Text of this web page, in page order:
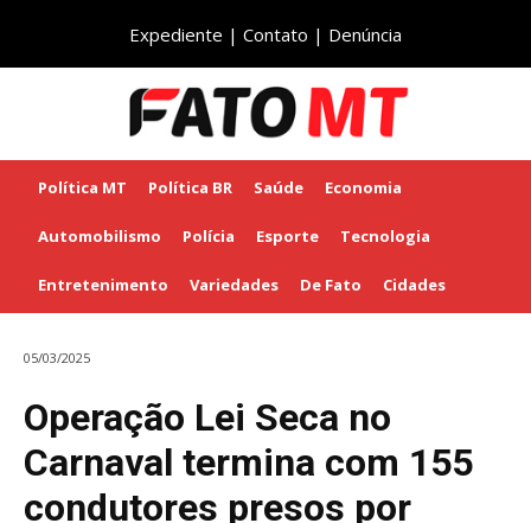
Expediente | Contato | Denúncia
Política MT Política BR Saúde Economia
Automobilismo Polícia Esporte Tecnologia
Entretenimento Variedades De Fato Cidades
05/03/2025
Operação Lei Seca no
Carnaval termina com 155
condutores presos por